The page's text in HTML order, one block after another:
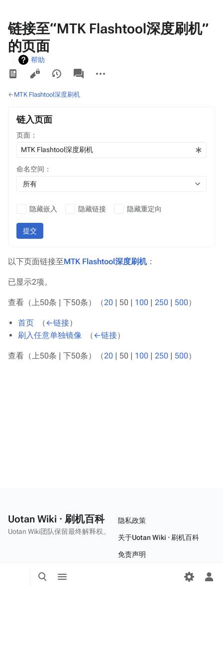
打
开/
开/
打
链接至“MTK Flashtool深度刷机”
的页面
帮助
associated-
pages
←MTK Flashtool深度刷机
链入页面
页面：
命名空间：
所有
隐藏嵌入 隐藏链接 隐藏重定向
提交
以下页面链接至MTK Flashtool深度刷机：
已显示2项。
查看（上50条 | 下50条）（20 | 50 | 100 | 250 | 500）
首页 （←链接）
刷入任意单独镜像
（←链接）
查看（上50条 | 下50条）（20 | 50 | 100 | 250 | 500）
Uotan Wiki · 刷机百科
Uotan Wiki团队保留最终解释权。
隐私政策
关于Uotan Wiki · 刷机百科
免责声明